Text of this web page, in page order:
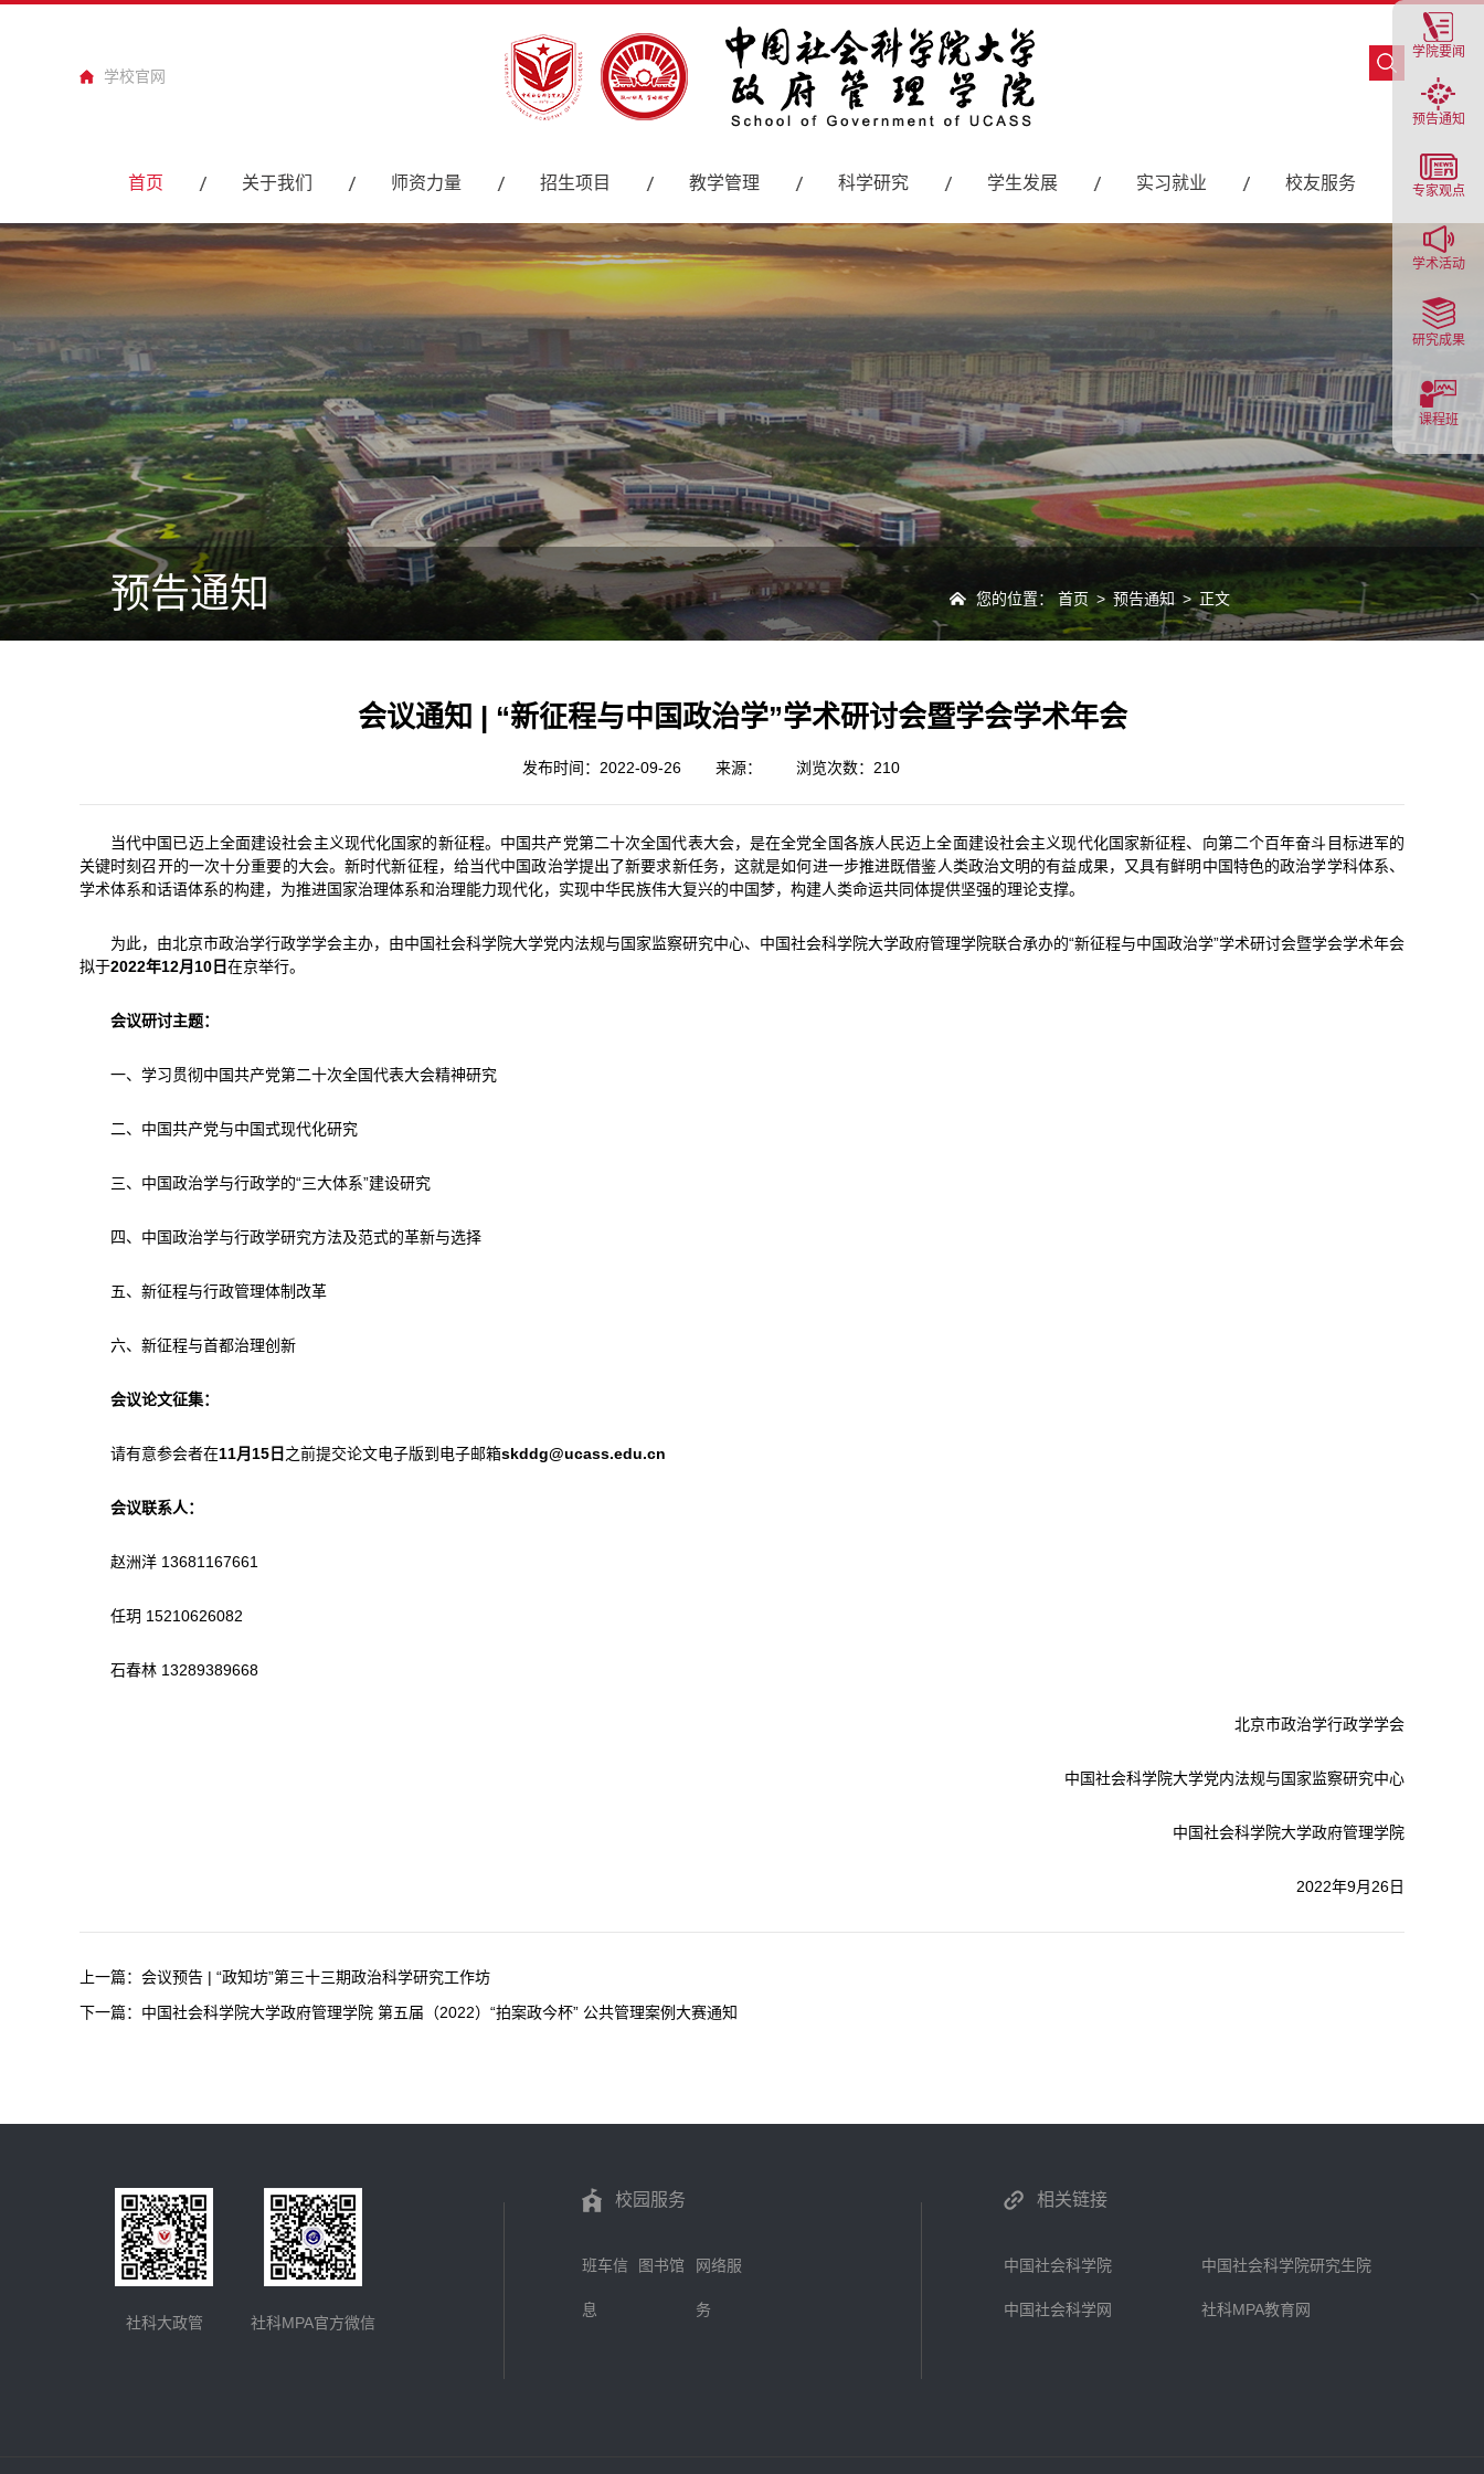
学院要闻
预告通知
专家观点
学术活动
研究成果
课程班
学校官网
首页 关于我们 师资力量 招生项目 教学管理 科学研究 学生发展 实习就业 校友服务
预告通知 您的位置： 首页 > 预告通知 > 正文
会议通知 | “新征程与中国政治学”学术研讨会暨学会学术年会
发布时间：2022-09-26 来源： 浏览次数： 210
当代中国已迈上全面建设社会主义现代化国家的新征程。中国共产党第二十次全国代表大会，是在全党全国各族人民迈上全面建设社会主义现代化国家新征程、向第二个百年奋斗目标进军的
关键时刻召开的一次十分重要的大会。新时代新征程，给当代中国政治学提出了新要求新任务，这就是如何进一步推进既借鉴人类政治文明的有益成果，又具有鲜明中国特色的政治学学科体系、
学术体系和话语体系的构建，为推进国家治理体系和治理能力现代化，实现中华民族伟大复兴的中国梦，构建人类命运共同体提供坚强的理论支撑。
为此，由北京市政治学行政学学会主办，由中国社会科学院大学党内法规与国家监察研究中心、中国社会科学院大学政府管理学院联合承办的“新征程与中国政治学”学术研讨会暨学会学术年会
拟于2022年12月10日在京举行。
会议研讨主题：
一、学习贯彻中国共产党第二十次全国代表大会精神研究
二、中国共产党与中国式现代化研究
三、中国政治学与行政学的“三大体系”建设研究
四、中国政治学与行政学研究方法及范式的革新与选择
五、新征程与行政管理体制改革
六、新征程与首都治理创新
会议论文征集：
请有意参会者在11月15日 之前提交论文电子版到电子邮箱skddg@ucass.edu.cn
会议联系人：
赵洲洋 13681167661
任玥 15210626082
石春林 13289389668
北京市政治学行政学学会
中国社会科学院大学党内法规与国家监察研究中心
中国社会科学院大学政府管理学院
2022年9月26日
上一篇： 会议预告 | “政知坊”第三十三期政治科学研究工作坊
下一篇： 中国社会科学院大学政府管理学院 第五届（2022）“拍案政今杯” 公共管理案例大赛通知
社科大政管 社科MPA官方微信
校园服务
班车信
息
图书馆 网络服
务
相关链接
中国社会科学院 中国社会科学院研究生院
中国社会科学网 社科MPA教育网